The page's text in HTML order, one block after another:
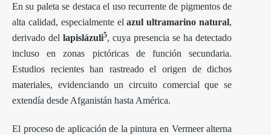
En su paleta se destaca el uso recurrente de pigmentos de
alta calidad, especialmente elazul ultramarino natural,
derivado dellapislázuli5, cuya presencia se ha detectado
incluso en zonas pictóricas de función secundaria.
Estudios recientes han rastreado el origen de dichos
materiales, evidenciando un circuito comercial que se
extendía desde Afganistán hasta América.
El proceso de aplicación de la pintura en Vermeer alterna